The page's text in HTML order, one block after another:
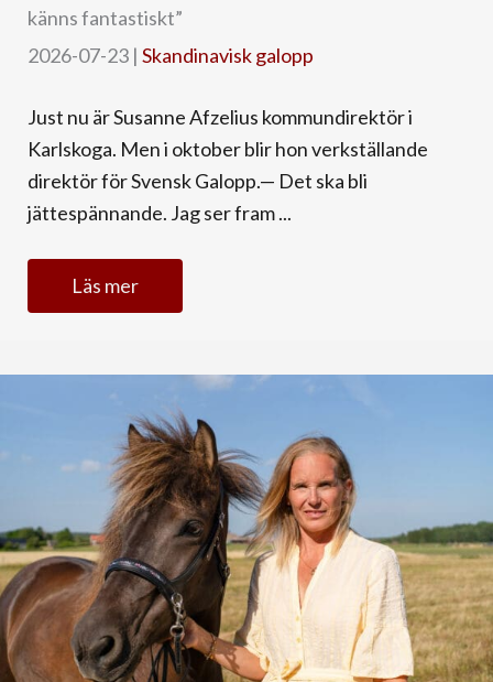
känns fantastiskt”
2026-07-23 | Skandinavisk galopp
Just nu är Susanne Afzelius kommundirektör i
Karlskoga. Men i oktober blir hon verkställande
direktör för Svensk Galopp.— Det ska bli
jättespännande. Jag ser fram ...
Läs mer